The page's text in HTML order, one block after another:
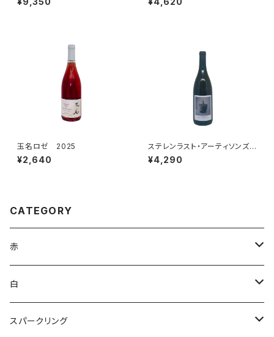
ル】
玉名ロゼ 2025
¥2,640
ステレンラスト・アーティソンズ・
アプレンティス・ホワイトサンソ
ー 2023
¥4,290
CATEGORY
赤
ブルゴーニュ
ボルドー
白
アルザス
スパークリング